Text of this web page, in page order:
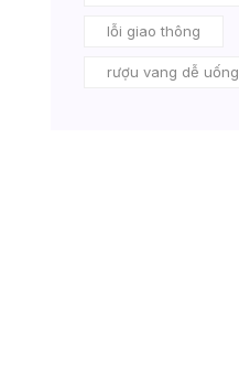
lỗi giao thông
rượu vang dễ uống